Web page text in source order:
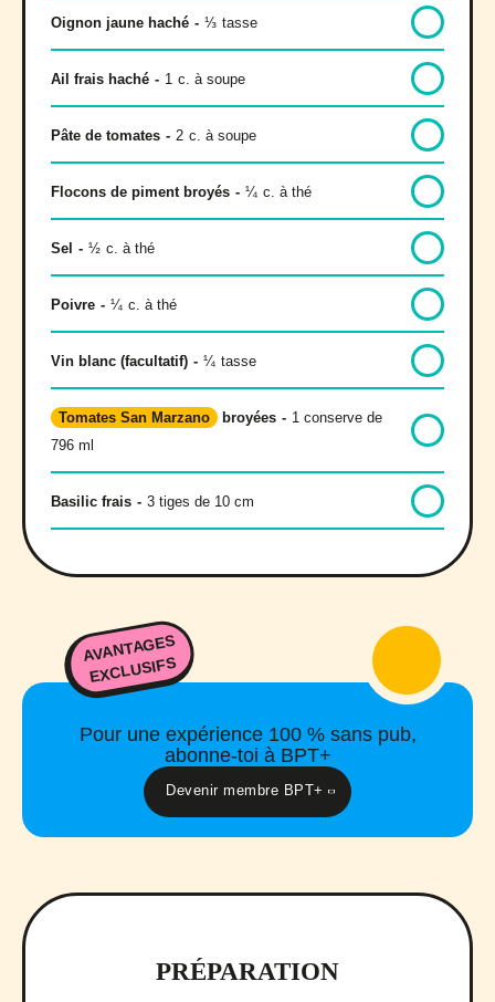
Oignon jaune haché - ⅓ tasse
Ail frais haché - 1 c. à soupe
Pâte de tomates - 2 c. à soupe
Flocons de piment broyés - ¼ c. à thé
Sel - ½ c. à thé
Poivre - ¼ c. à thé
Vin blanc (facultatif) - ¼ tasse
Tomates San Marzano broyées - 1 conserve de
796 ml
Basilic frais - 3 tiges de 10 cm
AVANTAGES
EXCLUSIFS
Pour une expérience 100 % sans pub,
abonne-toi à BPT+
Devenir membre BPT+
PRÉPARATION